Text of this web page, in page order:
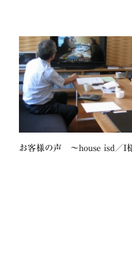
お客様の声 ～house isd／I